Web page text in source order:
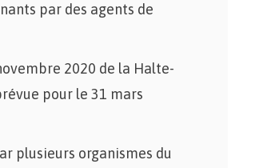
par des agents de
2020 de la Halte-
pour le 31 mars
plusieurs organismes du